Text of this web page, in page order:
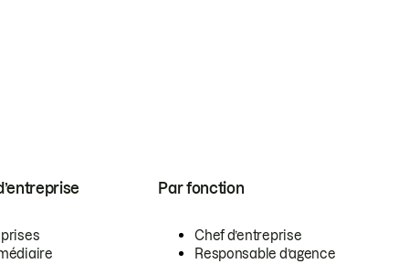
Par fonction
Chef d’entreprise
Responsable d’agence